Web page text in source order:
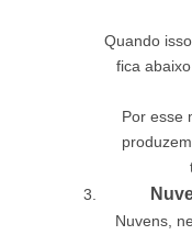
Quando
fica
Por esse
Nuvens,